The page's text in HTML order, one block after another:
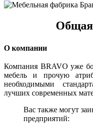
О компании
Компания BRAVO уже
мебель и прочую
необходимыми
лучших современных
Вас также могут
предприятий: